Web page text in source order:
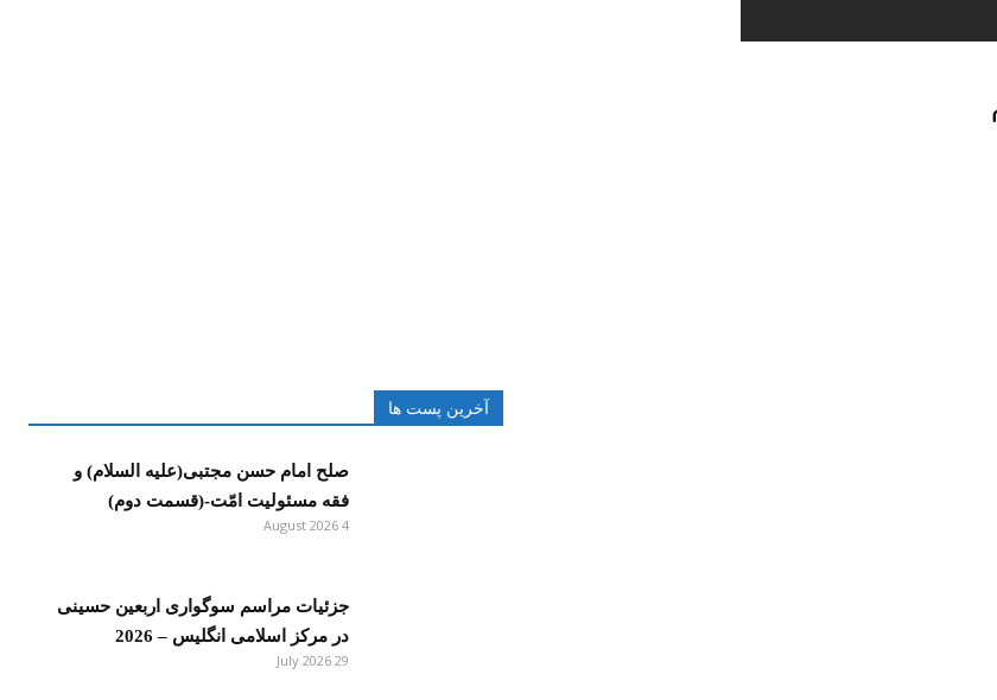
آخرین پست ها
صلح امام حسن مجتبی(علیه السلام) و
فقه مسئولیت امّت-(قسمت دوم)
4 August 2026
جزئیات مراسم سوگواری اربعین حسینی
در مرکز اسلامی انگلیس – 2026
29 July 2026